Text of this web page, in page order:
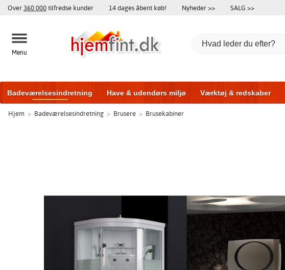
Over 360 000tilfredse kunder 14 dages åbent køb! Nyheder >> SALG >>
Menu
Badeværelsesindretning Have & udendørs miljø Værktøj & redskaber
Træningsudstyr Yderdøre Vinduer Garageporte
Hjem > Badeværelsesindretning > Brusere > Brusekabiner